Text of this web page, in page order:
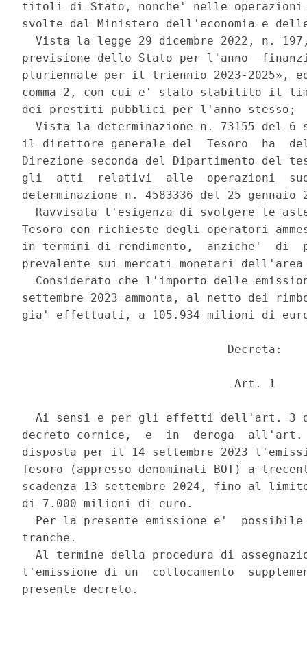
titoli di Stato, nonche' nelle
svolte dal Ministero dell'economia e
Vista la legge 29 dicembre 2022, n.
previsione dello Stato per l'anno
pluriennale per il triennio 2023-
comma 2, con cui e' stato stabilito il
dei prestiti pubblici per l'anno stesso;
Vista la determinazione n. 73155 del 6
il direttore generale del  Tesoro  ha
Direzione seconda del Dipartimento del
gli  atti  relativi  alle  operazioni
determinazione n. 4583336 del 25 gennaio
Ravvisata l'esigenza di svolgere le
Tesoro con richieste degli operatori
in termini di rendimento,  anziche'  di
prevalente sui mercati monetari
Considerato che l'importo delle
settembre 2023 ammonta, al netto dei
gia' effettuati, a 105.934 milioni di
                              Decreta:
                               Art. 1
Ai sensi e per gli effetti dell'art. 3
decreto cornice,  e  in  deroga  all'art.
disposta per il 14 settembre 2023
Tesoro (appresso denominati BOT) a
scadenza 13 settembre 2024, fino al
di 7.000 milioni di euro.
Per la presente emissione e'
tranche.
Al termine della procedura di
l'emissione di un  collocamento